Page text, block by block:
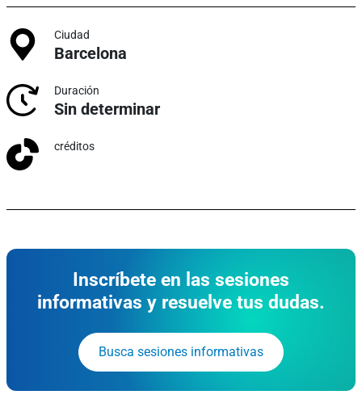
Ciudad
Barcelona
Duración
Sin determinar
créditos
Inscríbete en las sesiones
informativas y resuelve tus dudas.
Busca sesiones informativas